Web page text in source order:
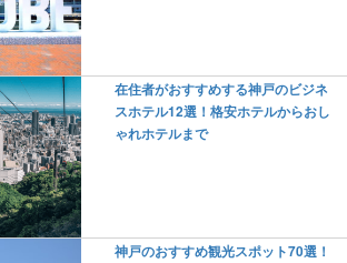
在住者がおすすめする神戸のビジネ
スホテル12選！格安ホテルからおし
ゃれホテルまで
神戸のおすすめ観光スポット70選！